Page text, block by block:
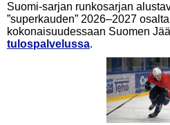
Suomi-sarjan runkosarjan
”superkauden” 2026–2027
kokonaisuudessaan Suomen
tulospalvelussa.